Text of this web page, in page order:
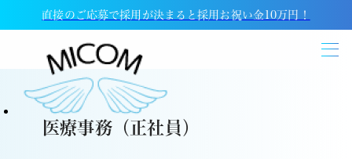
直接のご応募で採用が決まると採用お祝い金10万円！
医療事務（正社員）